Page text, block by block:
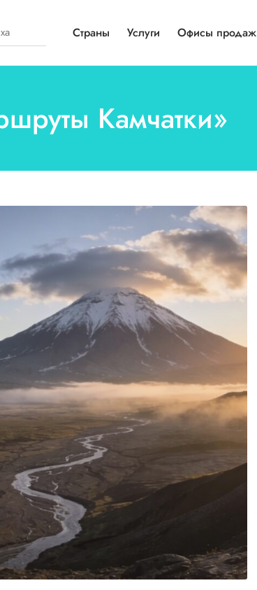
Страны Услуги Офисы продаж
Камчатки»